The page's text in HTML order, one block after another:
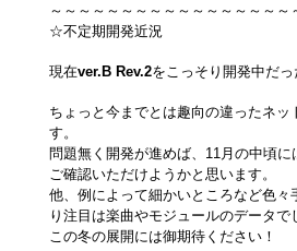
～～～～～～～～～～～～～～～～～
☆不定期開発近況
現在ver.B Rev.2をこっそり開発中だっ
ちょっと今までとは趣向の違ったネッ
す。
問題無く開発が進めば、11月の中頃
ご確認いただけようかと思います。
他、例によって細かいところなど色々
り注目は楽曲やモジュールのデータで
この冬の展開には御期待ください！